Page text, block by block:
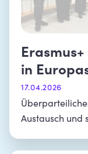
in
17.04.2026
Austausch und